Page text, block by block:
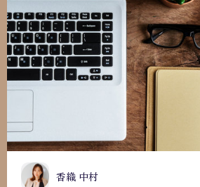
香織 中村